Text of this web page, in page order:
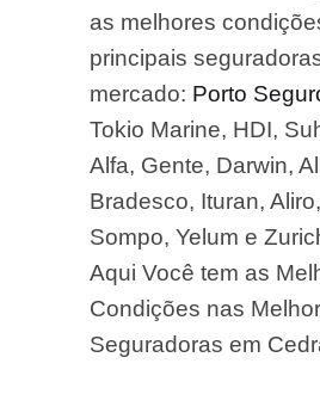
as melhores
principais
mercado: Porto
Tokio Marine, HDI,
Alfa, Gente, Darwin,
Bradesco, Ituran,
Sompo, Yelum e
Aqui Você tem as
Condições nas
Seguradoras em